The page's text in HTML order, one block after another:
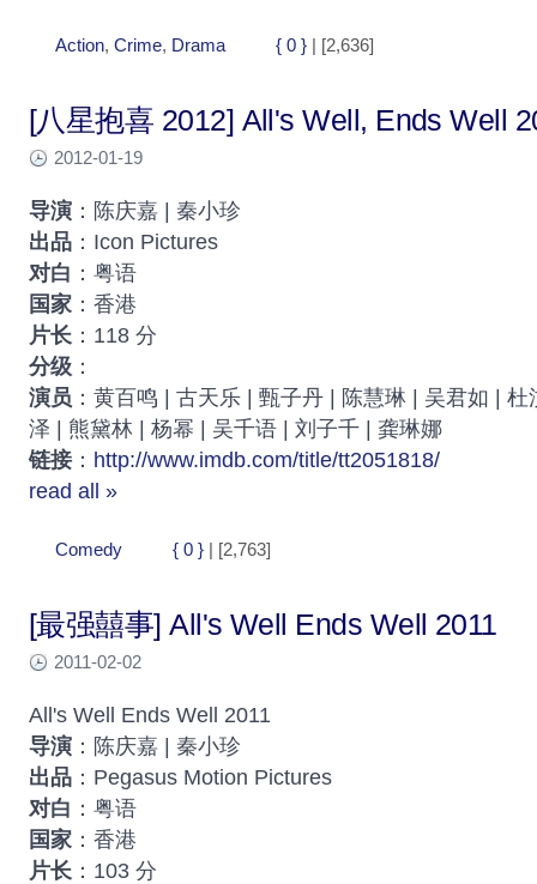
Action, Crime, Drama { 0 } | [2,636]
[八星抱喜 2012] All's Well, Ends Well
2012-01-19
导演 ：陈庆嘉 | 秦小珍
出品 ：Icon Pictures
对白 ：粤语
国家 ：香港
片长 ：118 分
分级 ：
演员 ：黄百鸣 | 古天乐 | 甄子丹 | 陈慧琳 | 吴君如 | 杜
泽 | 熊黛林 | 杨幂 | 吴千语 | 刘子千 | 龚琳娜
链接 ： http://www.imdb.com/title/tt2051818/
read all »
Comedy { 0 } | [2,763]
[最强囍事] All's Well Ends Well 2011
2011-02-02
All's Well Ends Well 2011
导演 ：陈庆嘉 | 秦小珍
出品 ：Pegasus Motion Pictures
对白 ：粤语
国家 ：香港
片长 ：103 分